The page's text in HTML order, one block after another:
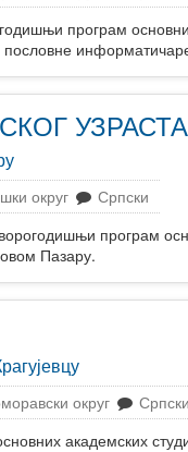
програм
пословне
УЗРАСТА
округ
Српски
програм
Пазару.
округ
Српски
академских